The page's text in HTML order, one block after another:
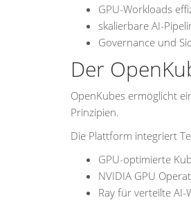
GPU-Workloads
skalierbare AI-
Governance und
Der
OpenKubes ermöglicht
Prinzipien.
Die Plattform integriert
GPU-optimierte
NVIDIA GPU
Ray für verteilte AI-